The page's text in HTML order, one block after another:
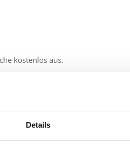
Details
kostenlos aus.
und folgen Sie